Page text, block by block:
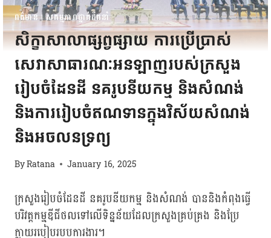
ពត៌មាន|សកម្មភាពថ្នាក់ដឹកនាំ
សិក្ខាសាលាផ្សព្វផ្សាយ ការប្រើប្រាស់
សេវាសាធារណៈអនឡាញរបស់ក្រសួង
រៀបចំដែនដី នគរូបនីយកម្ម និងសំណង់
និងការរៀបចំឥណទានក្នុងវិស័យសំណង់
និងអចលនទ្រព្យ
ByRatana January 16, 2025
ក្រសួងរៀបចំដែនដី នគរូបនីយកម្ម និងសំណង់ បាននិងកំពុងធ្វើ
បរិវត្តកម្មឌីជីថលទៅលើទិន្នន័យដែលក្រសួងគ្រប់គ្រង និងប្រែ
ក្លាយរបៀបរបបការងារ។